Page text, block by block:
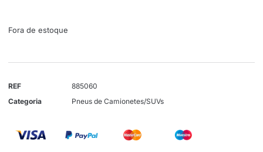
Fora de estoque
REF
885060
Categoria
Pneus de Camionetes/SUVs